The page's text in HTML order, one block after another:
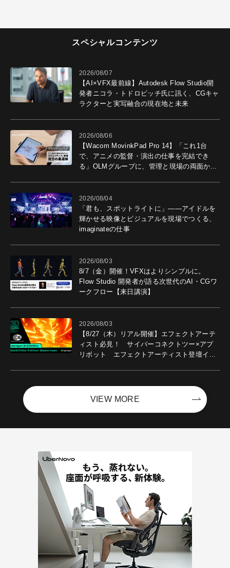
スペシャルコンテンツ
2026/08/07
【AI×VFX最前線】Autodesk Flow Studio開
発者ニコラ・トドロビッチ氏に訊く、CGキャ
ラクターと実写融合の現在地と未来
2026/08/06
【Wacom MovinkPad Pro 14】「これ1台
で、アニメの監督・演出の仕事を完結でき
る」OLMグループに、管理と現場の両面から
2026/08/04
「君も、スポットライトに」――アイドルを
輝かせる映像とビジュアルを現場でつくる、
imaginateの仕事
2026/08/03
8/7（金）開催！VFXはよりシンプルに。
Flow Studio 開発者が語る次世代のAI・CGワ
ークフロー【来日講演】
2026/08/03
【8/27（木）リアル開催】エフェクトアーテ
ィスト必見！ サイバーコネクトツー×アプ
リボット エフェクトアーティスト登壇イベ
VIEW MORE